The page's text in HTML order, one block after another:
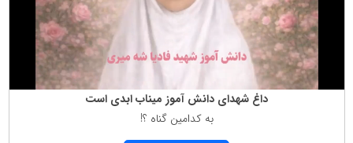
داغ شهدای دانش آموز میناب ابدی است
به كدامین گناه ؟!